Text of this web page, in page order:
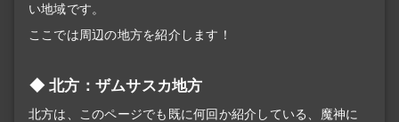
い地域です。
ここでは周辺の地方を紹介します！
北方：ザムサスカ地方
北方は、このページでも既に何回か紹介している、魔神に